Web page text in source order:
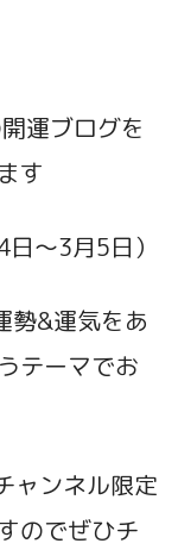
運ブログを
す
～3月5日）
勢&運気をあ
テーマでお
ャンネル限定
のでぜひチ